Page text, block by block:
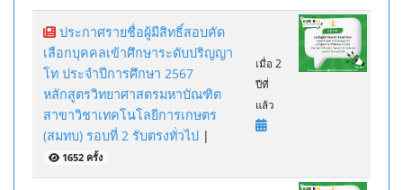
ประกาศรายชื่อผู้มีสิทธิ์สอบคัด
เลือกบุคคลเข้าศึกษาระดับปริญญา
โท ประจำปีการศึกษา 2567
หลักสูตรวิทยาศาสตรมหาบัณฑิต
สาขาวิชาเทคโนโลยีการเกษตร
(สมทบ) รอบที่ 2 รับตรงทั่วไป |
1652 ครั้ง
เมื่อ 2
ปีที่
แล้ว